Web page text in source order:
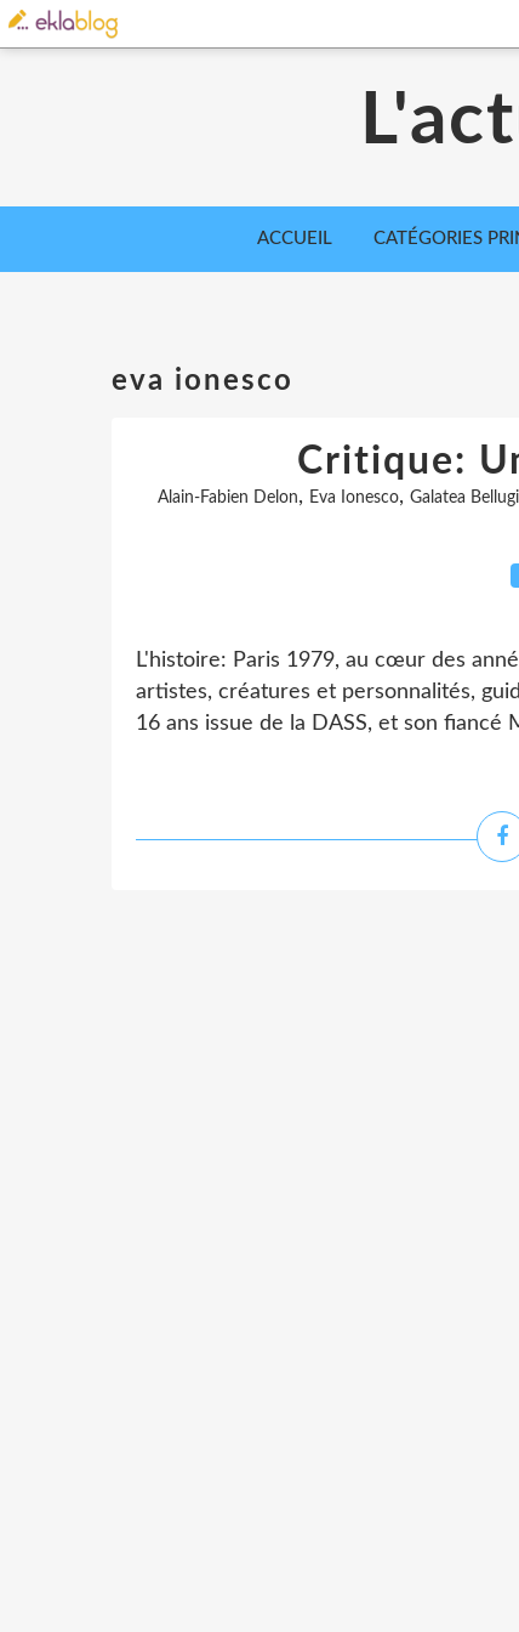
ACCUEIL CATÉGORIES
eva ionesco
Critique:
Alain-Fabien Delon, Eva Ionesco, Galatea Bellugi
L'histoire: Paris 1979, au cœur des
artistes, créatures et personnalités,
16 ans issue de la DASS, et son fiancé